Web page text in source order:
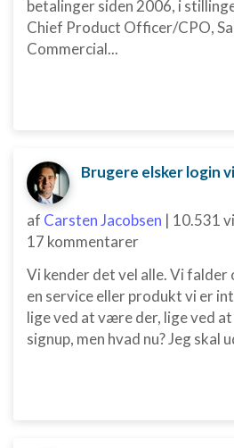
betalinger siden 2006, i
Chief Product Officer/CPO,
Commercial...
Brugere elsker login
af Carsten Jacobsen | 10.531
17 kommentarer
Vi kender det vel alle. Vi falder
en service eller produkt vi er
lige ved at være der, lige ved
signup, men hvad nu? Jeg skal